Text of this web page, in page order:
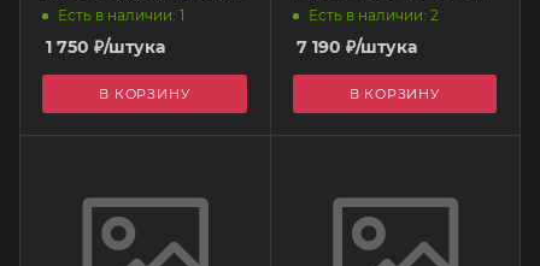
ПЛАСТИК
Есть в наличии: 1
1 750 ₽/штука
В КОРЗИНУ
DAGGER
Есть в наличии: 2
7 190 ₽/штука
В КОРЗИНУ